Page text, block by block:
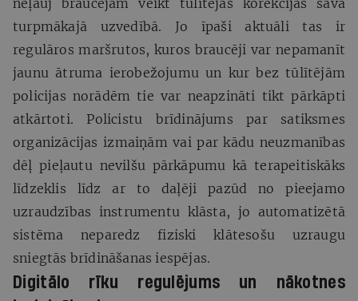
turpmākajā uzvedībā. Jo īpaši aktuāli tas ir
regulāros maršrutos, kuros braucēji var nepamanīt
jaunu ātruma ierobežojumu un kur bez tūlītējām
policijas norādēm tie var neapzināti tikt pārkāpti
atkārtoti. Policistu brīdinājums par satiksmes
organizācijas izmaiņām vai par kādu neuzmanības
dēļ pieļautu nevilšu pārkāpumu kā terapeitiskāks
līdzeklis līdz ar to daļēji pazūd no pieejamo
uzraudzības instrumentu klāsta, jo automatizētā
sistēma neparedz fiziski klātesošu uzraugu
sniegtās brīdināšanas iespējas.
Digitālo rīku regulējums un nākotnes